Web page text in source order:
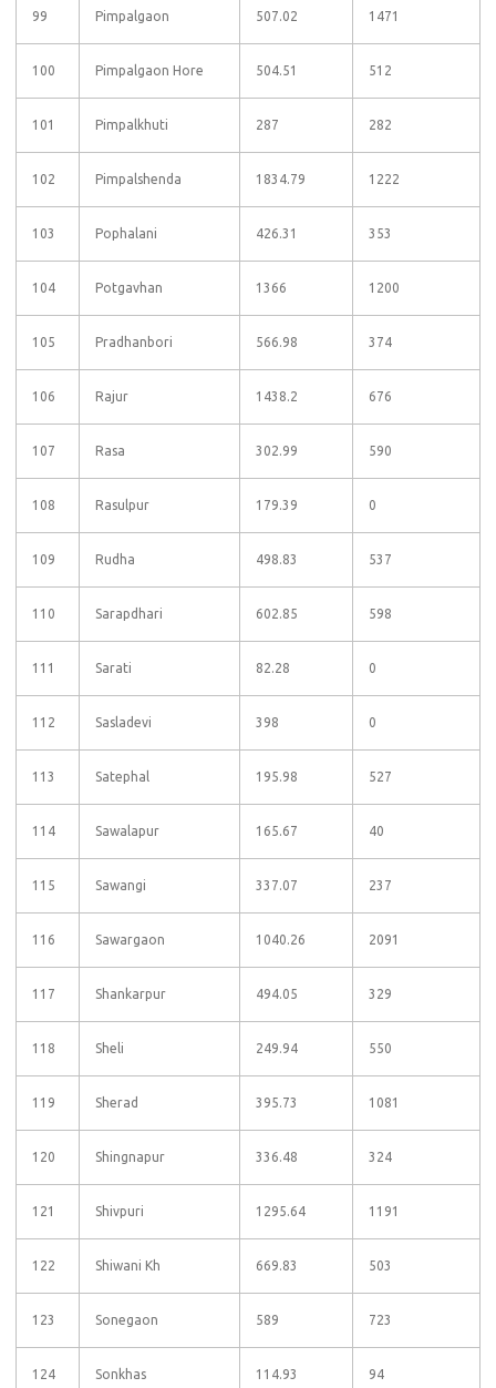
99 Pimpalgaon 507.02 1471
100 Pimpalgaon Hore 504.51 512
101 Pimpalkhuti 287 282
102 Pimpalshenda 1834.79 1222
103 Pophalani 426.31 353
104 Potgavhan 1366 1200
105 Pradhanbori 566.98 374
106 Rajur 1438.2 676
107 Rasa 302.99 590
108 Rasulpur 179.39 0
109 Rudha 498.83 537
110 Sarapdhari 602.85 598
111 Sarati 82.28 0
112 Sasladevi 398 0
113 Satephal 195.98 527
114 Sawalapur 165.67 40
115 Sawangi 337.07 237
116 Sawargaon 1040.26 2091
117 Shankarpur 494.05 329
118 Sheli 249.94 550
119 Sherad 395.73 1081
120 Shingnapur 336.48 324
121 Shivpuri 1295.64 1191
122 Shiwani Kh 669.83 503
123 Sonegaon 589 723
124 Sonkhas 114.93 94